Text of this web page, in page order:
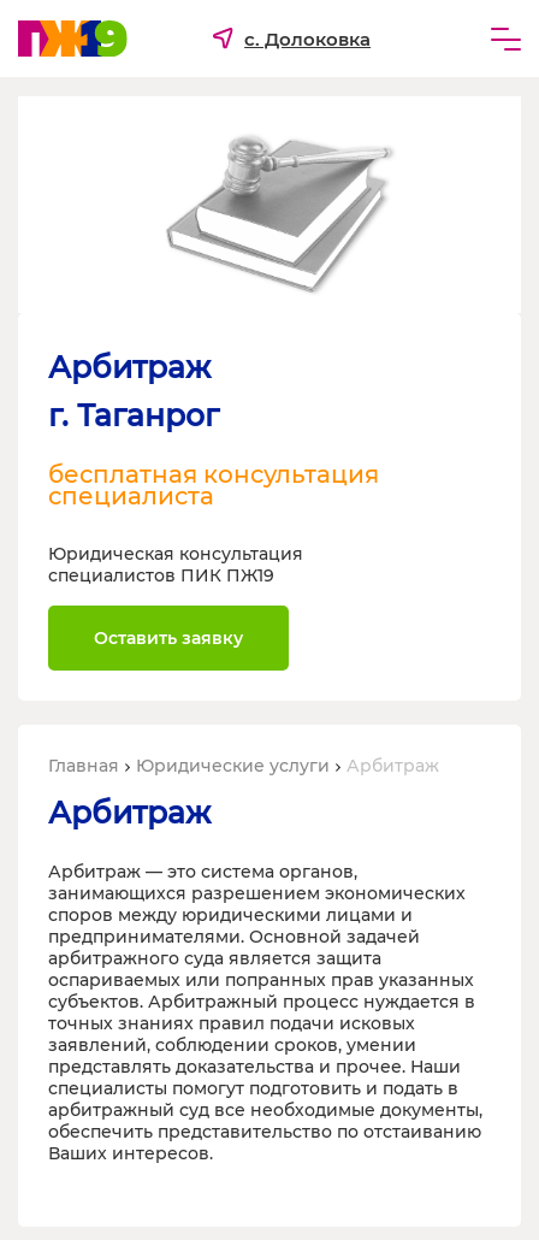
с. Долоковка
Для ТСЖ и УК
О компании
Арбитраж
г. Таганрог
бесплатная консультация
специалиста
Юридическая консультация
специалистов ПИК ПЖ19
Оставить заявку
Главная Юридические услуги Арбитраж
Арбитраж
Арбитраж — это система органов,
занимающихся разрешением экономических
споров между юридическими лицами и
предпринимателями. Основной задачей
арбитражного суда является защита
оспариваемых или попранных прав указанных
субъектов. Арбитражный процесс нуждается в
точных знаниях правил подачи исковых
заявлений, соблюдении сроков, умении
представлять доказательства и прочее. Наши
специалисты помогут подготовить и подать в
арбитражный суд все необходимые документы,
обеспечить представительство по отстаиванию
Ваших интересов.